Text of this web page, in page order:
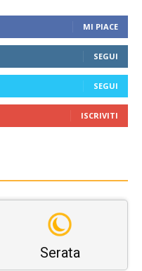
MI PIACE
SEGUI
SEGUI
ISCRIVITI
Serata